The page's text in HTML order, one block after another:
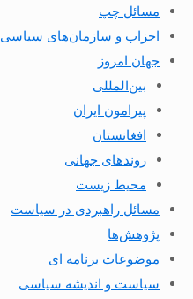
مسائل چپ
احزاب و سازمان‌های سیاسی
جهان امروز
بین‌المللی
پیرامون ایران
افغانستان
روندهای جهانی
محیط زیست
مسائل راهبردی در سیاست
پژوهش‌ها
موضوعات برنامه ای
سیاست و اندیشه سیاسی